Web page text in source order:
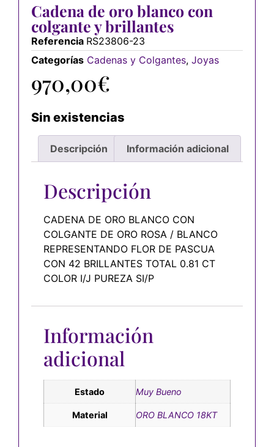
Cadena de oro blanco con
colgante y brillantes
Referencia RS23806-23
Categorías Cadenas y Colgantes, Joyas
970,00€
Sin existencias
Descripción Información adicional
Descripción
CADENA DE ORO BLANCO CON
COLGANTE DE ORO ROSA / BLANCO
REPRESENTANDO FLOR DE PASCUA
CON 42 BRILLANTES TOTAL 0.81 CT
COLOR I/J PUREZA SI/P
Información
adicional
Estado Muy Bueno
Material ORO BLANCO 18KT